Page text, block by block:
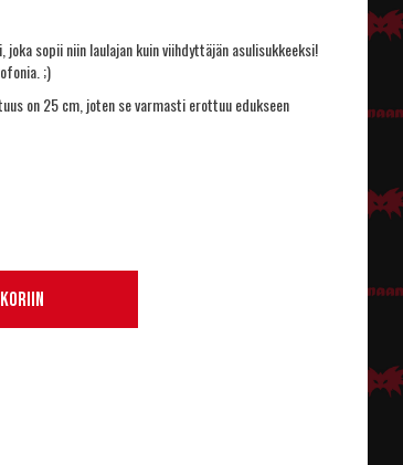
sopii niin laulajan kuin viihdyttäjän asulisukkeeksi!
;)
on 25 cm, joten se varmasti erottuu edukseen